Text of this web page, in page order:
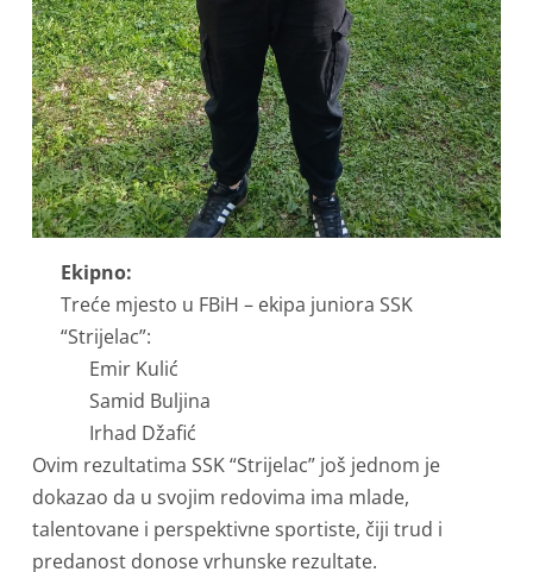
Ekipno:
Treće mjesto u FBiH – ekipa juniora SSK
“Strijelac”:
Emir Kulić
Samid Buljina
Irhad Džafić
Ovim rezultatima SSK “Strijelac” još jednom je
dokazao da u svojim redovima ima mlade,
talentovane i perspektivne sportiste, čiji trud i
predanost donose vrhunske rezultate.